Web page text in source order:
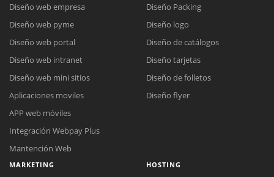
Diseño web empresa
Diseño web pyme
Diseño web portal
Diseño web intranet
Diseño web mini sitios
Aplicaciones moviles
APP web móviles
Integración Webpay Plus
Mantención Web
Diseño Packing
Diseño logo
Diseño de catálogos
Diseño tarjetas
Diseño de folletos
Diseño flyer
MARKETING HOSTING